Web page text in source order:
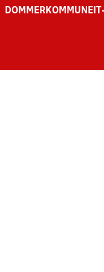
DOMMER KOMMUNE